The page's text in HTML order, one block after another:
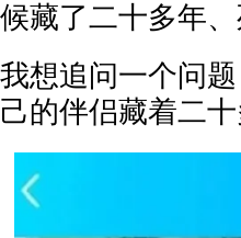
候藏了二十多年
我想追问一个问
己的伴侣藏着二